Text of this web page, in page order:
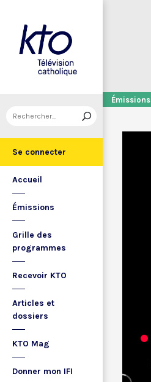
Se connecter
Accueil
Émissions
Grille des
programmes
Recevoir KTO
Articles et
dossiers
KTO Mag
Donner mon IFI
Émissions